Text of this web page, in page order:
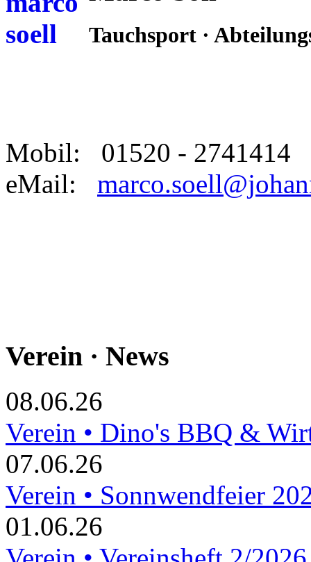
Tauchsport ·
Mobil: 01520 - 2741414
eMail:
Verein · News
08.06.26
Verein • Dino's BBQ &
07.06.26
Verein • Sonnwendfeier
01.06.26